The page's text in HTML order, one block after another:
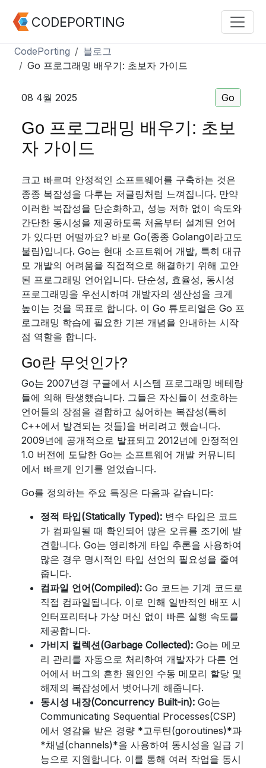
CODEPORTING
CodePorting
블로그
Go 프로그래밍 배우기: 초보자 가이드
08 4월 2025 Go
Go 프로그래밍 배우기: 초보
자 가이드
크고 빠르며 안정적인 소프트웨어를 구축하는 것은
종종 복잡성을 다루는 저글링처럼 느껴집니다. 만약
이러한 복잡성을 단순화하고, 성능 저하 없이 속도와
간단한 동시성을 제공하도록 처음부터 설계된 언어
가 있다면 어떨까요? 바로 Go(종종 Golang이라고도
불림)입니다. Go는 현대 소프트웨어 개발, 특히 대규
모 개발의 어려움을 직접적으로 해결하기 위해 고안
된 프로그래밍 언어입니다. 단순성, 효율성, 동시성
프로그래밍을 우선시하며 개발자의 생산성을 크게
높이는 것을 목표로 합니다. 이 Go 튜토리얼은 Go 프
로그래밍 학습에 필요한 기본 개념을 안내하는 시작
점 역할을 합니다.
Go란 무엇인가?
Go는 2007년경 구글에서 시스템 프로그래밍 베테랑
들에 의해 탄생했습니다. 그들은 자신들이 선호하는
언어들의 장점을 결합하고 싫어하는 복잡성(특히
C++에서 발견되는 것들)을 버리려고 했습니다.
2009년에 공개적으로 발표되고 2012년에 안정적인
1.0 버전에 도달한 Go는 소프트웨어 개발 커뮤니티
에서 빠르게 인기를 얻었습니다.
Go를 정의하는 주요 특징은 다음과 같습니다:
정적 타입(Statically Typed): 변수 타입은 코드
가 컴파일될 때 확인되어 많은 오류를 조기에 발
견합니다. Go는 영리하게 타입 추론을 사용하여
많은 경우 명시적인 타입 선언의 필요성을 줄여
줍니다.
컴파일 언어(Compiled): Go 코드는 기계 코드로
직접 컴파일됩니다. 이로 인해 일반적인 배포 시
인터프리터나 가상 머신 없이 빠른 실행 속도를
제공합니다.
가비지 컬렉션(Garbage Collected): Go는 메모
리 관리를 자동으로 처리하여 개발자가 다른 언
어에서 버그의 흔한 원인인 수동 메모리 할당 및
해제의 복잡성에서 벗어나게 해줍니다.
동시성 내장(Concurrency Built-in): Go는
Communicating Sequential Processes(CSP)
에서 영감을 받은 경량 *고루틴(goroutines)*과
*채널(channels)*을 사용하여 동시성을 일급 기
능으로 지원합니다. 이를 통해 여러 작업을 동시